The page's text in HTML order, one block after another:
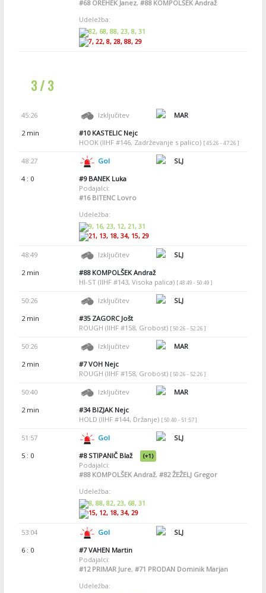
#68OREHEK Janez, #88KOMPOLŠEK Andraž
Udeležba:
82, 68, 88, 23, 8, 31
7, 22, 8, 28, 88, 29
3 / 3
45:26 Izključitev
MAR
2 min
#10KASTELIC Nejc
HOOK (IIHF #146, Zadrževanje s palico) [ 45:26 - 47:26 ]
48:27 Gol
SLJ
4 : 0
#9BANEK Luka
Podajalci:
#16BITENC Lovro
Udeležba:
9, 16, 23, 12, 21, 31
21, 13, 18, 34, 15, 29
48:49 Izključitev
SLJ
2 min
#88KOMPOLŠEK Andraž
HI-ST (IIHF #143, Visoka palica) [ 48:49 - 50:49 ]
50:26 Izključitev
SLJ
2 min
#35ZAGORC Jošt
ROUGH (IIHF #158, Grobost) [ 50:26 - 52:26 ]
50:26 Izključitev
MAR
2 min
#7VOH Nejc
ROUGH (IIHF #158, Grobost) [ 50:26 - 52:26 ]
50:40 Izključitev
MAR
2 min
#34BIZJAK Nejc
HOLD (IIHF #144, Držanje) [ 50:40 - 51:57 ]
51:57 Gol
SLJ
5 : 0
#8STIPANIČ Blaž (+1)
Podajalci:
#88KOMPOLŠEK Andraž, #82ŽEŽELJ Gregor
Udeležba:
8, 88, 82, 23, 68, 31
15, 12, 18, 34, 29
53:04 Gol
SLJ
6 : 0
#7VAHEN Martin
Podajalci:
#12PRIMAR Jure, #71 PRODAN Dominik Marjan
Udeležba: